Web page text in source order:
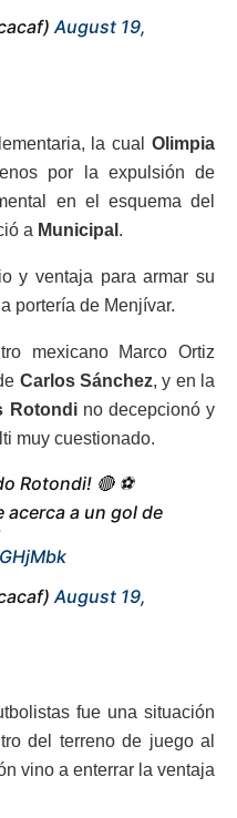
August 19,
la cual Olimpia
por la expulsión de
en el esquema del
a Municipal .
y ventaja para armar su
portería de Menjívar.
mexicano Marco Ortiz
Carlos Sánchez, y en la
Rotondino decepcionó y
muy cuestionado.
Rotondi! 🔴 ⚽
acerca a un gol de
August 19,
fue una situación
del terreno de juego al
vino a enterrar la ventaja